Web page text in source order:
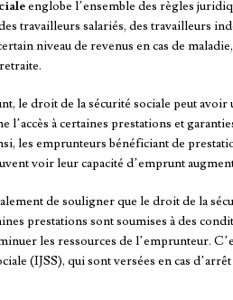
englobe l’ensemble des règles
travailleurs salariés, des travailleurs
niveau de revenus en cas de
le droit de la sécurité sociale peut avoir
l’accès à certaines prestations et
les emprunteurs bénéficiant de
voir leur capacité d’emprunt
de souligner que le droit de la
prestations sont soumises à des
les ressources de l’emprunteur.
(IJSS), qui sont versées en cas